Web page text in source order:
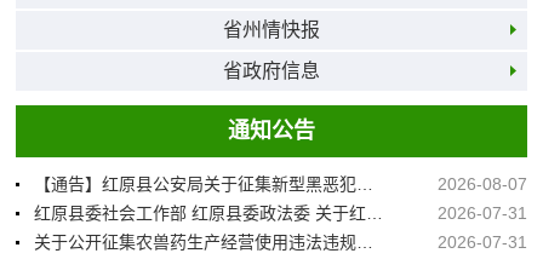
省州情快报
省政府信息
通知公告
2026-08-07
2026-07-31
2026-07-31